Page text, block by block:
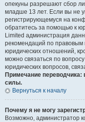
опекуны разрешают сбор
младше 13 лет. Если вы не
регистрирующемуся на
обратитесь за помощью к
Limited администрация
рекомендаций по правовым
юридических отношений,
можно связаться по
юридических вопросов,
Примечание переводчика:
силы.
Вернуться к началу
Почему я не могу
Возможно, администратор